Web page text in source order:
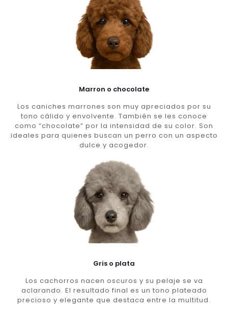
Marron o chocolate
Los caniches marrones son muy apreciados por su
tono cálido y envolvente. También se les conoce
como “chocolate” por la intensidad de su color. Son
ideales para quienes buscan un perro con un aspecto
dulce y acogedor.
Gris o plata
Los cachorros nacen oscuros y su pelaje se va
aclarando. El resultado final es un tono plateado
precioso y elegante que destaca entre la multitud.